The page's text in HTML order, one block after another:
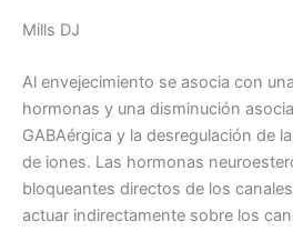
Mills DJ
Al envejecimiento se asocia con
hormonas y una disminución
GABAérgica y la desregulación de
de iones. Las hormonas
bloqueantes directos de los
actuar indirectamente sobre los